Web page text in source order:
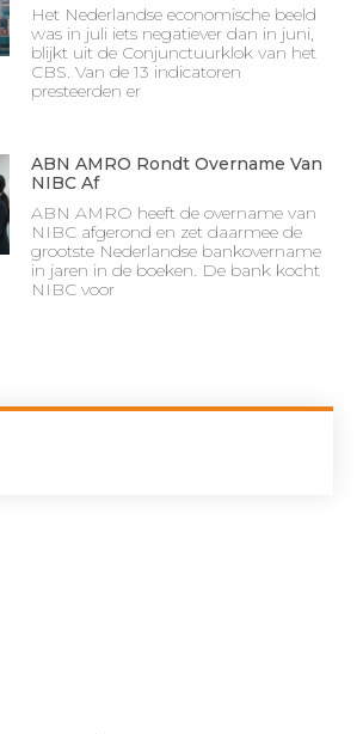
Het Nederlandse economische beeld
was in juli iets negatiever dan in juni,
blijkt uit de Conjunctuurklok van het
CBS. Van de 13 indicatoren
presteerden er
ABN AMRO Rondt Overname Van
NIBC Af
ABN AMRO heeft de overname van
NIBC afgerond en zet daarmee de
grootste Nederlandse bankovername
in jaren in de boeken. De bank kocht
NIBC voor